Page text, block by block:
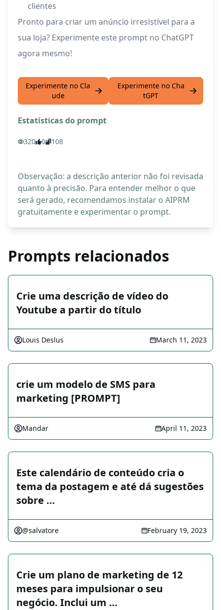
clientes
Pronto para criar um anúncio irresistível para a
sua loja? Experimente este prompt no ChatGPT
agora mesmo!
Experimente no Cla
ude
Experimente no Cha
tGPT
Estatísticas do prompt
320 0 108
Observação: a descrição anterior não foi revisada
quanto à precisão. Para entender melhor o que
será gerado, recomendamos instalar o AIPRM
gratuitamente e experimentar o prompt.
Prompts relacionados
Crie uma descrição de vídeo do
Youtube a partir do título
Louis Deslus March 11, 2023
crie um modelo de SMS para
marketing [PROMPT]
Mandar April 11, 2023
Este calendário de conteúdo cria o
tema da postagem e até dá sugestões
sobre …
@salvatore February 19, 2023
Crie um plano de marketing de 12
meses para impulsionar o seu
negócio. Inclui um …